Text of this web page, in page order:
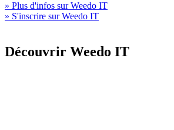
» Plus d'infos sur Weedo IT
» S'inscrire sur Weedo IT
Découvrir Weedo IT